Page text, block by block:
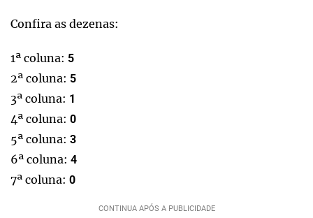
Confira as dezenas:
1ª coluna: 5
2ª coluna: 5
3ª coluna: 1
4ª coluna: 0
5ª coluna: 3
6ª coluna: 4
7ª coluna: 0